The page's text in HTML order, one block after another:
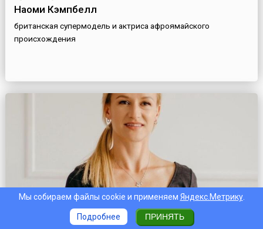
Наоми Кэмпбелл
британская супермодель и актриса афроямайского
происхождения
Мы собираем файлы cookie и применяем Яндекс.Метрику.
Подробнее ПРИНЯТЬ